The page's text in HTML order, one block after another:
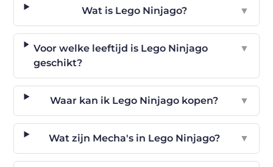
Wat is Lego Ninjago? ▼
Voor welke leeftijd is Lego Ninjago
geschikt?
▼
Waar kan ik Lego Ninjago kopen? ▼
Wat zijn Mecha's in Lego Ninjago? ▼